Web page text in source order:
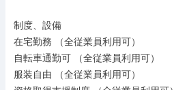
制度、設備
在宅勤務 （全従業員利用可）
自転車通勤可 （全従業員利用可）
服装自由 （全従業員利用可）